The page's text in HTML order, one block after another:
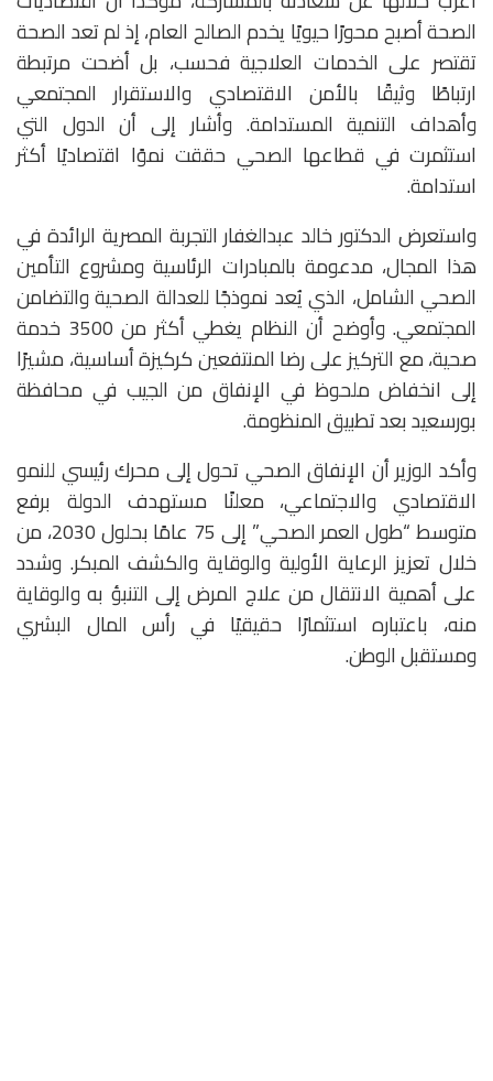
الصحة أصبح محورًا حيويًا يخدم الصالح العام، إذ لم تعد الصحة
تقتصر على الخدمات العلاجية فحسب، بل أضحت مرتبطة
ارتباطًا وثيقًا بالأمن الاقتصادي والاستقرار المجتمعي
وأهداف التنمية المستدامة. وأشار إلى أن الدول التي
استثمرت في قطاعها الصحي حققت نموًا اقتصاديًا أكثر
استدامة.
‎واستعرض الدكتور خالد عبدالغفار التجربة المصرية الرائدة في
هذا المجال، مدعومة بالمبادرات الرئاسية ومشروع التأمين
الصحي الشامل، الذي يُعد نموذجًا للعدالة الصحية والتضامن
المجتمعي. وأوضح أن النظام يغطي أكثر من 3500 خدمة
صحية، مع التركيز على رضا المنتفعين كركيزة أساسية، مشيرًا
إلى انخفاض ملحوظ في الإنفاق من الجيب في محافظة
بورسعيد بعد تطبيق المنظومة.
‎وأكد الوزير أن الإنفاق الصحي تحول إلى محرك رئيسي للنمو
الاقتصادي والاجتماعي، معلنًا مستهدف الدولة برفع
متوسط “طول العمر الصحي” إلى 75 عامًا بحلول 2030، من
خلال تعزيز الرعاية الأولية والوقاية والكشف المبكر. وشدد
على أهمية الانتقال من علاج المرض إلى التنبؤ به والوقاية
منه، باعتباره استثمارًا حقيقيًا في رأس المال البشري
ومستقبل الوطن.